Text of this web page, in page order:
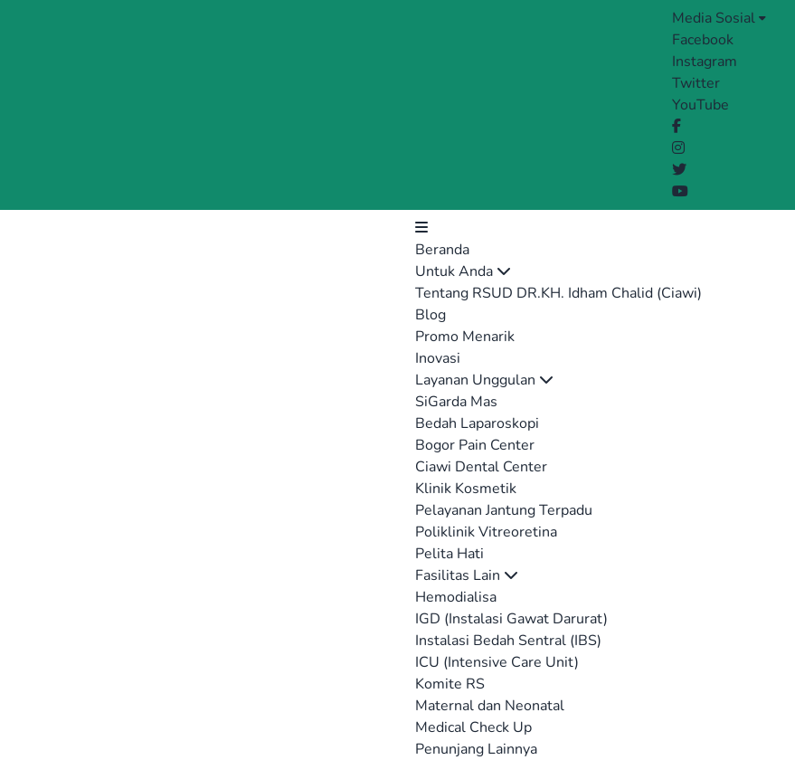
Media Sosial
Facebook
Instagram
Twitter
YouTube
Beranda
Untuk Anda
Tentang RSUD DR.KH. Idham Chalid (Ciawi)
Blog
Promo Menarik
Inovasi
Layanan Unggulan
SiGarda Mas
Bedah Laparoskopi
Bogor Pain Center
Ciawi Dental Center
Klinik Kosmetik
Pelayanan Jantung Terpadu
Poliklinik Vitreoretina
Pelita Hati
Fasilitas Lain
Hemodialisa
IGD (Instalasi Gawat Darurat)
Instalasi Bedah Sentral (IBS)
ICU (Intensive Care Unit)
Komite RS
Maternal dan Neonatal
Medical Check Up
Penunjang Lainnya